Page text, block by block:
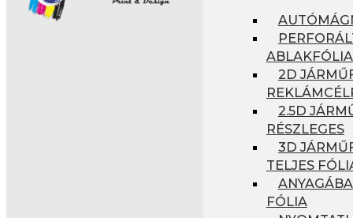
ABLAKFÓLIA
2D
2.5D
RÉSZLEGES
3D
TELJES
FÓLIA